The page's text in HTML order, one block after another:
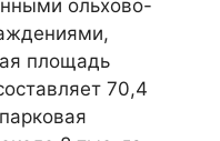
ольхово-
площадь
70,4